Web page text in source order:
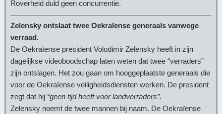
Roverheid duld geen concurrentie.
Zelensky ontslaat twee Oekraïense generaals vanwege
verraad.
De Oekraïense president Volodimir Zelensky heeft in zijn
dagelijkse videoboodschap laten weten dat twee “verraders”
zijn ontslagen. Het zou gaan om hooggeplaatste generaals die
voor de Oekraïense veiligheidsdiensten werken. De president
zegt dat hij “geen tijd heeft voor landverraders”.
Zelensky noemt de twee mannen bij naam. De Oekraïense